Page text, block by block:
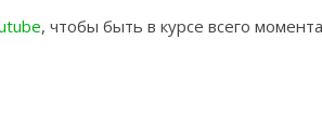
, чтобы быть в курсе всего